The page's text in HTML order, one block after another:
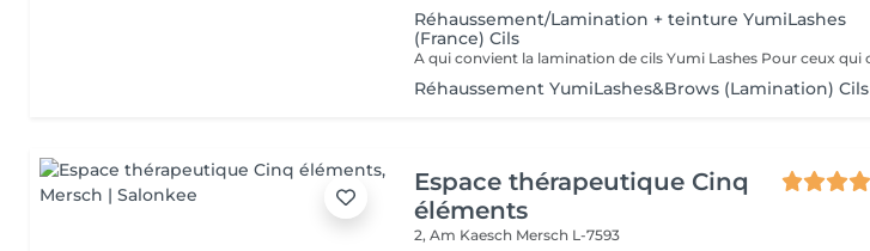
Réhaussement/Lamination + teinture YumiLashes
(France) Cils
Réhaussement YumiLashes&Brows (Lamination) Cils
Espace thérapeutique Cinq
éléments
2, Am Kaesch Mersch L-7593